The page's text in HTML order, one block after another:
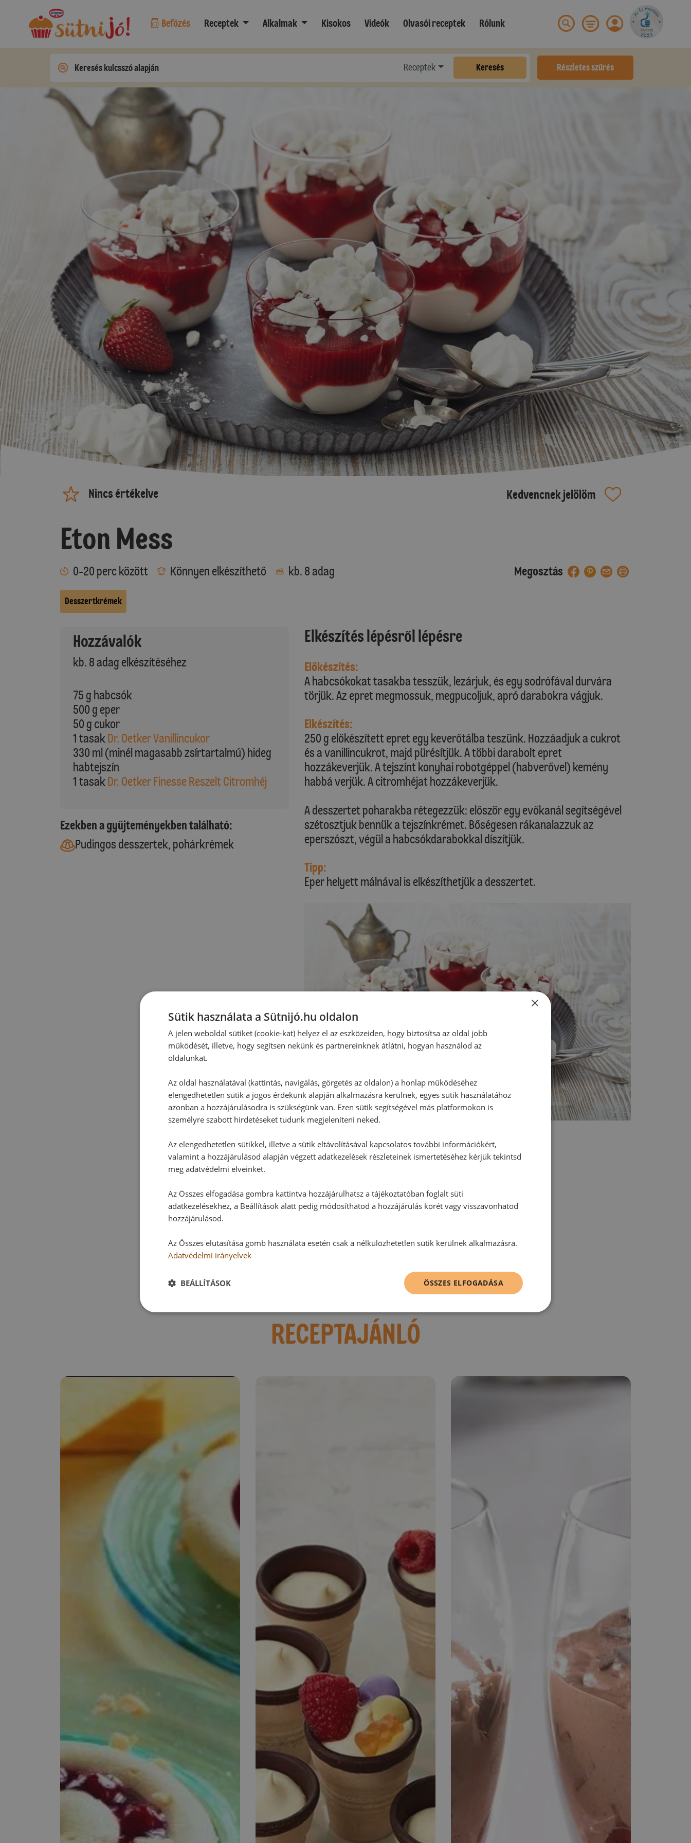
Befőzés Receptek Alkalmak Kisokos Videók Olvasói receptek Rólunk
Receptek Keresés Részletes szűrés
Nincs értékelve Kedvencnek jelölöm
Eton Mess
0-20 perc között Könnyen elkészíthető kb. 8 adag Megosztás
Desszertkrémek
Hozzávalók
kb. 8 adag elkészítéséhez
75 g habcsók
500 g eper
50 g cukor
1 tasakDr. Oetker Vanillincukor
330 ml (minél magasabb zsírtartalmú) hideg
habtejszín
1 tasakDr. Oetker Finesse Reszelt Citromhéj
Ezekben a gyűjteményekben található:
Pudingos desszertek, pohárkrémek
Elkészítés lépésről lépésre
Előkészítés:
A habcsókokat tasakba tesszük, lezárjuk, és egy sodrófával durvára
törjük. Az epret megmossuk, megpucoljuk, apró darabokra vágjuk.
Elkészítés:
250 g előkészített epret egy keverőtálba teszünk. Hozzáadjuk a cukrot
és a vanillincukrot, majd pürésítjük. A többi darabolt epret
hozzákeverjük. A tejszínt konyhai robotgéppel (habverővel) kemény
habbá verjük. A citromhéjat hozzákeverjük.
A desszertet poharakba rétegezzük: először egy evőkanál segítségével
szétosztjuk bennük a tejszínkrémet. Bőségesen rákanalazzuk az
eperszószt, végül a habcsókdarabokkal díszítjük.
Tipp:
Eper helyett málnával is elkészíthetjük a desszertet.
Ehhez a recepthez még nem érkezett hozzászólás.
Hozzászólás írása
Vélemény írásához, kérjük,jelentkezz be!
RECEPTAJÁNLÓ
×
Sütik használata a Sütnijó.hu oldalon
A jelen weboldal sütiket (cookie-kat) helyez el az eszközeiden, hogy biztosítsa az oldal jobb
működését, illetve, hogy segítsen nekünk és partnereinknek átlátni, hogyan használod az
oldalunkat.
Az oldal használatával (kattintás, navigálás, görgetés az oldalon) a honlap működéséhez
elengedhetetlen sütik a jogos érdekünk alapján alkalmazásra kerülnek, egyes sütik használatához
azonban a hozzájárulásodra is szükségünk van. Ezen sütik segítségével más platformokon is
személyre szabott hirdetéseket tudunk megjeleníteni neked.
Az elengedhetetlen sütikkel, illetve a sütik eltávolításával kapcsolatos további információkért,
valamint a hozzájárulásod alapján végzett adatkezelések részleteinek ismertetéséhez kérjük tekintsd
meg adatvédelmi elveinket.
Az Összes elfogadása gombra kattintva hozzájárulhatsz a tájékoztatóban foglalt süti
adatkezelésekhez, a Beállítások alatt pedig módosíthatod a hozzájárulás körét vagy visszavonhatod
hozzájárulásod.
Az Összes elutasítása gomb használata esetén csak a nélkülözhetetlen sütik kerülnek alkalmazásra.
Adatvédelmi irányelvek
ÖSSZES ELFOGADÁSA
BEÁLLÍTÁSOK